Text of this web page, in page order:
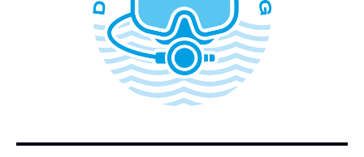
WER STECKT HINTER DEM TAUCHERBLOG?
BUCH BESTELLEN